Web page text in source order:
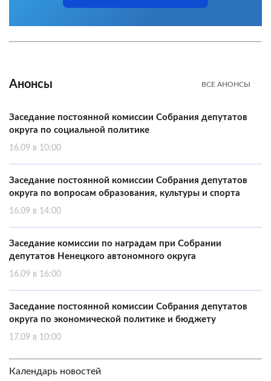
Анонсы ВСЕ АНОНСЫ
Заседание постоянной комиссии Собрания депутатов
округа по социальной политике
16.09 в 10:00
Заседание постоянной комиссии Собрания депутатов
округа по вопросам образования, культуры и спорта
16.09 в 14:00
Заседание комиссии по наградам при Собрании
депутатов Ненецкого автономного округа
16.09 в 16:00
Заседание постоянной комиссии Собрания депутатов
округа по экономической политике и бюджету
17.09 в 10:00
Календарь новостей